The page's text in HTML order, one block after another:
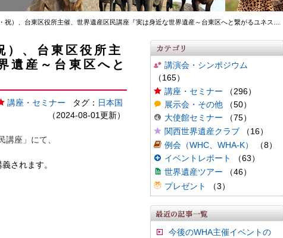
）、台東区役所主催、世界遺産区民講座『実は身近な世界遺産～台東区へと繋がるユネス
）、台東区役所主
遺産～台東区へと
講座・セミナー タグ： 日本国
（2024-08-01更新）
講座 」にて、
義されます。
講演会・シンポジウム
（165）
講座・セミナー （296）
展示会・その他（50）
大使館セミナー （75）
関西世界遺産クラブ（16）
例会（WHC、WHA-K）
（8）
イベントレポート
（63）
世界遺産ツアー （46）
プレゼント
（3）
今後のWHA主催イベントの